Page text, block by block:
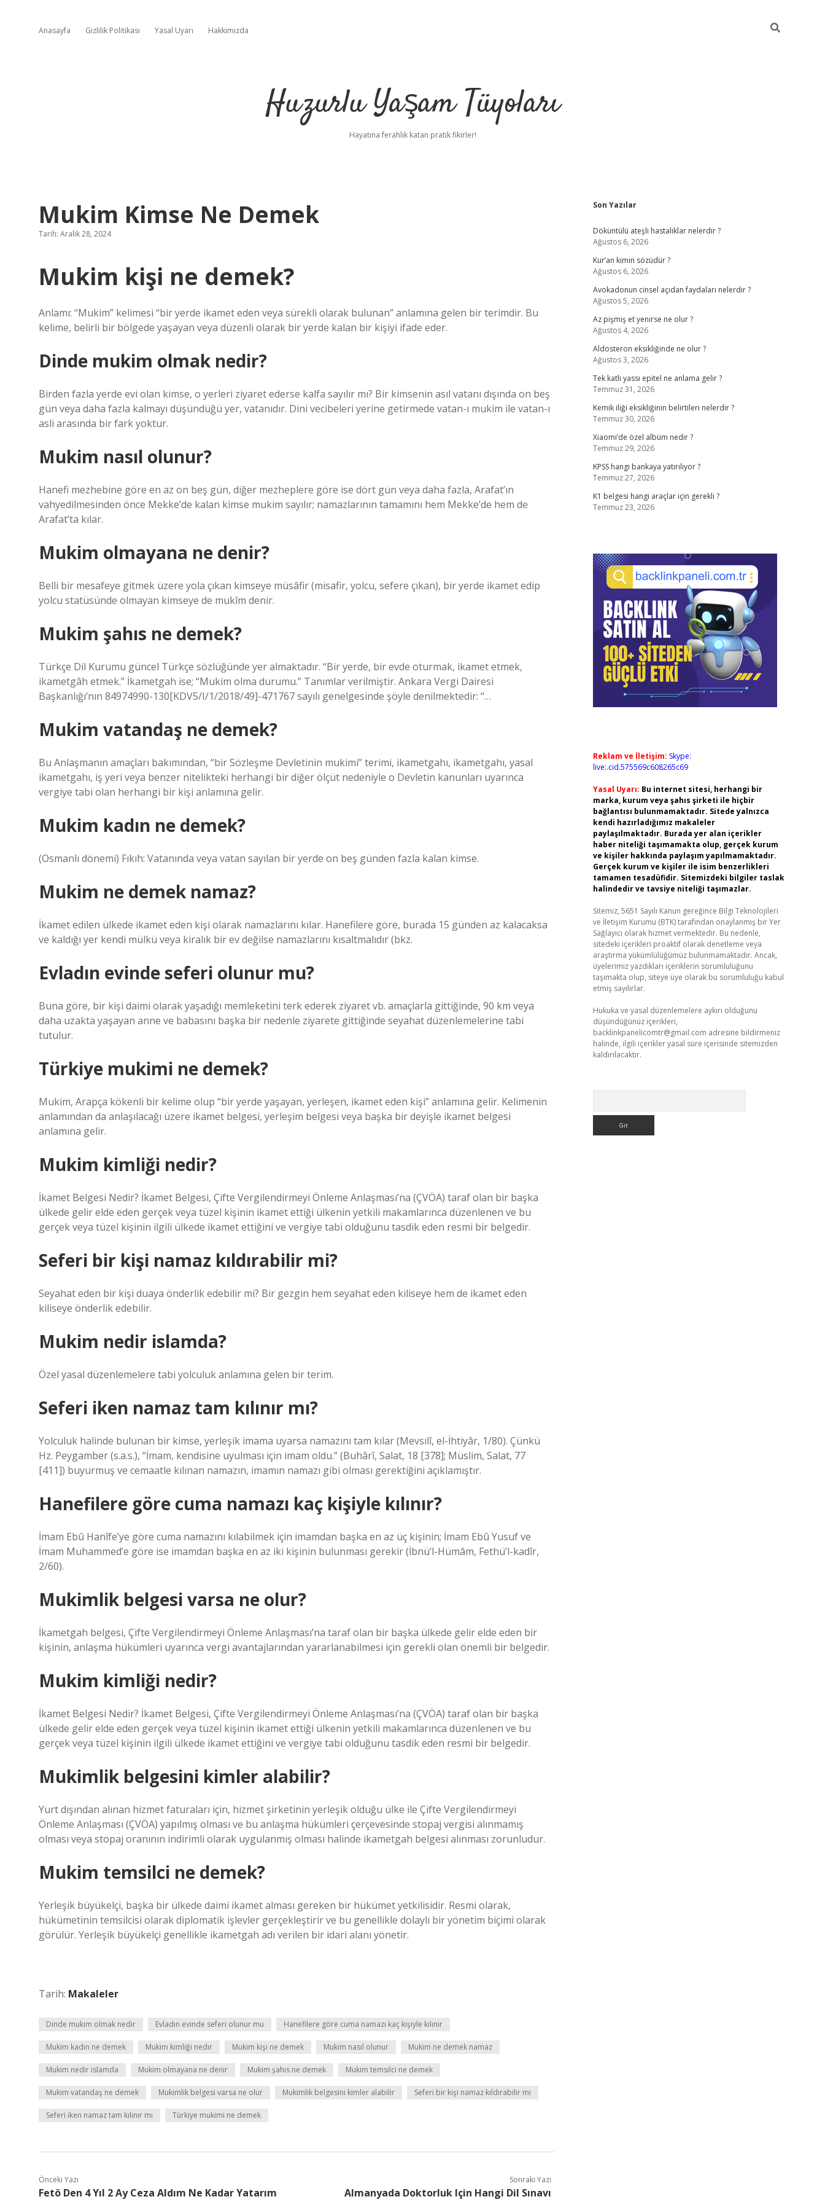
Anasayfa Gizlilik Politikası Yasal Uyarı Hakkımızda
Huzurlu Yaşam Tüyoları
Hayatına ferahlık katan pratik fikirler!
Mukim Kimse Ne Demek
Tarih: Aralık 28, 2024
Mukim kişi ne demek?
Anlamı: “Mukim” kelimesi “bir yerde ikamet eden veya sürekli olarak bulunan” anlamına gelen bir terimdir. Bu
kelime, belirli bir bölgede yaşayan veya düzenli olarak bir yerde kalan bir kişiyi ifade eder.
Dinde mukim olmak nedir?
Birden fazla yerde evi olan kimse, o yerleri ziyaret ederse kalfa sayılır mı? Bir kimsenin asıl vatanı dışında on beş
gün veya daha fazla kalmayı düşündüğü yer, vatanıdır. Dini vecibeleri yerine getirmede vatan-ı mukim ile vatan-ı
asli arasında bir fark yoktur.
Mukim nasıl olunur?
Hanefi mezhebine göre en az on beş gün, diğer mezheplere göre ise dört gün veya daha fazla, Arafat’ın
vahyedilmesinden önce Mekke’de kalan kimse mukim sayılır; namazlarının tamamını hem Mekke’de hem de
Arafat’ta kılar.
Mukim olmayana ne denir?
Belli bir mesafeye gitmek üzere yola çıkan kimseye müsâfir (misafir, yolcu, sefere çıkan), bir yerde ikamet edip
yolcu statüsünde olmayan kimseye de mukîm denir.
Mukim şahıs ne demek?
Türkçe Dil Kurumu güncel Türkçe sözlüğünde yer almaktadır. “Bir yerde, bir evde oturmak, ikamet etmek,
ikametgâh etmek.” İkametgah ise; “Mukim olma durumu.” Tanımlar verilmiştir. Ankara Vergi Dairesi
Başkanlığı’nın 84974990-130[KDV5/I/1/2018/49]-471767 sayılı genelgesinde şöyle denilmektedir: “…
Mukim vatandaş ne demek?
Bu Anlaşmanın amaçları bakımından, “bir Sözleşme Devletinin mukimi” terimi, ikametgahı, ikametgahı, yasal
ikametgahı, iş yeri veya benzer nitelikteki herhangi bir diğer ölçüt nedeniyle o Devletin kanunları uyarınca
vergiye tabi olan herhangi bir kişi anlamına gelir.
Mukim kadın ne demek?
(Osmanlı dönemi) Fıkıh: Vatanında veya vatan sayılan bir yerde on beş günden fazla kalan kimse.
Mukim ne demek namaz?
İkamet edilen ülkede ikamet eden kişi olarak namazlarını kılar. Hanefilere göre, burada 15 günden az kalacaksa
ve kaldığı yer kendi mülkü veya kiralık bir ev değilse namazlarını kısaltmalıdır (bkz.
Evladın evinde seferi olunur mu?
Buna göre, bir kişi daimi olarak yaşadığı memleketini terk ederek ziyaret vb. amaçlarla gittiğinde, 90 km veya
daha uzakta yaşayan anne ve babasını başka bir nedenle ziyarete gittiğinde seyahat düzenlemelerine tabi
tutulur.
Türkiye mukimi ne demek?
Mukim, Arapça kökenli bir kelime olup “bir yerde yaşayan, yerleşen, ikamet eden kişi” anlamına gelir. Kelimenin
anlamından da anlaşılacağı üzere ikamet belgesi, yerleşim belgesi veya başka bir deyişle ikamet belgesi
anlamına gelir.
Mukim kimliği nedir?
İkamet Belgesi Nedir? İkamet Belgesi, Çifte Vergilendirmeyi Önleme Anlaşması’na (ÇVÖA) taraf olan bir başka
ülkede gelir elde eden gerçek veya tüzel kişinin ikamet ettiği ülkenin yetkili makamlarınca düzenlenen ve bu
gerçek veya tüzel kişinin ilgili ülkede ikamet ettiğini ve vergiye tabi olduğunu tasdik eden resmi bir belgedir.
Seferi bir kişi namaz kıldırabilir mi?
Seyahat eden bir kişi duaya önderlik edebilir mi? Bir gezgin hem seyahat eden kiliseye hem de ikamet eden
kiliseye önderlik edebilir.
Mukim nedir islamda?
Özel yasal düzenlemelere tabi yolculuk anlamına gelen bir terim.
Seferi iken namaz tam kılınır mı?
Yolculuk halinde bulunan bir kimse, yerleşik imama uyarsa namazını tam kılar (Mevsılî, el-İhtiyâr, 1/80). Çünkü
Hz. Peygamber (s.a.s.), “İmam, kendisine uyulması için imam oldu.” (Buhârî, Salat, 18 [378]; Müslim, Salat, 77
[411]) buyurmuş ve cemaatle kılınan namazın, imamın namazı gibi olması gerektiğini açıklamıştır.
Hanefilere göre cuma namazı kaç kişiyle kılınır?
İmam Ebû Hanîfe’ye göre cuma namazını kılabilmek için imamdan başka en az üç kişinin; İmam Ebû Yusuf ve
İmam Muhammed’e göre ise imamdan başka en az iki kişinin bulunması gerekir (İbnü’l-Hümâm, Fethü’l-kadîr,
2/60).
Mukimlik belgesi varsa ne olur?
İkametgah belgesi, Çifte Vergilendirmeyi Önleme Anlaşması’na taraf olan bir başka ülkede gelir elde eden bir
kişinin, anlaşma hükümleri uyarınca vergi avantajlarından yararlanabilmesi için gerekli olan önemli bir belgedir.
Mukim kimliği nedir?
İkamet Belgesi Nedir? İkamet Belgesi, Çifte Vergilendirmeyi Önleme Anlaşması’na (ÇVÖA) taraf olan bir başka
ülkede gelir elde eden gerçek veya tüzel kişinin ikamet ettiği ülkenin yetkili makamlarınca düzenlenen ve bu
gerçek veya tüzel kişinin ilgili ülkede ikamet ettiğini ve vergiye tabi olduğunu tasdik eden resmi bir belgedir.
Mukimlik belgesini kimler alabilir?
Yurt dışından alınan hizmet faturaları için, hizmet şirketinin yerleşik olduğu ülke ile Çifte Vergilendirmeyi
Önleme Anlaşması (ÇVÖA) yapılmış olması ve bu anlaşma hükümleri çerçevesinde stopaj vergisi alınmamış
olması veya stopaj oranının indirimli olarak uygulanmış olması halinde ikametgah belgesi alınması zorunludur.
Mukim temsilci ne demek?
Yerleşik büyükelçi, başka bir ülkede daimi ikamet alması gereken bir hükümet yetkilisidir. Resmi olarak,
hükümetinin temsilcisi olarak diplomatik işlevler gerçekleştirir ve bu genellikle dolaylı bir yönetim biçimi olarak
görülür. Yerleşik büyükelçi genellikle ikametgah adı verilen bir idari alanı yönetir.
Tarih: Makaleler
Dinde mukim olmak nedir Evladın evinde seferi olunur mu Hanefilere göre cuma namazı kaç kişiyle kılınır
Mukim kadın ne demek Mukim kimliği nedir Mukim kişi ne demek Mukim nasıl olunur Mukim ne demek namaz
Mukim nedir islamda Mukim olmayana ne denir Mukim şahıs ne demek Mukim temsilci ne demek
Mukim vatandaş ne demek Mukimlik belgesi varsa ne olur Mukimlik belgesini kimler alabilir Seferi bir kişi namaz kıldırabilir mi
Seferi iken namaz tam kılınır mı Türkiye mukimi ne demek
Önceki Yazı
Fetö Den 4 Yıl 2 Ay Ceza Aldım Ne Kadar Yatarım
Sonraki Yazı
Almanyada Doktorluk Için Hangi Dil Sınavı
Sidebar
Son Yazılar
Döküntülü ateşli hastalıklar nelerdir ?
Ağustos 6, 2026
Kur’an kimin sözüdür ?
Ağustos 6, 2026
Avokadonun cinsel açıdan faydaları nelerdir ?
Ağustos 5, 2026
Az pişmiş et yenirse ne olur ?
Ağustos 4, 2026
Aldosteron eksikliğinde ne olur ?
Ağustos 3, 2026
Tek katlı yassı epitel ne anlama gelir ?
Temmuz 31, 2026
Kemik iliği eksikliğinin belirtileri nelerdir ?
Temmuz 30, 2026
Xiaomi’de özel albüm nedir ?
Temmuz 29, 2026
KPSS hangi bankaya yatırılıyor ?
Temmuz 27, 2026
K1 belgesi hangi araçlar için gerekli ?
Temmuz 23, 2026
Reklam ve İletişim: Skype:
live:.cid.575569c608265c69
Yasal Uyarı: Bu internet sitesi, herhangi bir
marka, kurum veya şahıs şirketi ile hiçbir
bağlantısı bulunmamaktadır. Sitede yalnızca
kendi hazırladığımız makaleler
paylaşılmaktadır. Burada yer alan içerikler
haber niteliği taşımamakta olup, gerçek kurum
ve kişiler hakkında paylaşım yapılmamaktadır.
Gerçek kurum ve kişiler ile isim benzerlikleri
tamamen tesadüfidir. Sitemizdeki bilgiler taslak
halindedir ve tavsiye niteliği taşımazlar.
Sitemiz, 5651 Sayılı Kanun gereğince Bilgi Teknolojileri
ve İletişim Kurumu (BTK) tarafından onaylanmış bir Yer
Sağlayıcı olarak hizmet vermektedir. Bu nedenle,
sitedeki içerikleri proaktif olarak denetleme veya
araştırma yükümlülüğümüz bulunmamaktadır. Ancak,
üyelerimiz yazdıkları içeriklerin sorumluluğunu
taşımakta olup, siteye üye olarak bu sorumluluğu kabul
etmiş sayılırlar.
Hukuka ve yasal düzenlemelere aykırı olduğunu
düşündüğünüz içerikleri,
backlinkpanelicomtr@gmail.com adresine bildirmeniz
halinde, ilgili içerikler yasal süre içerisinde sitemizden
kaldırılacaktır.